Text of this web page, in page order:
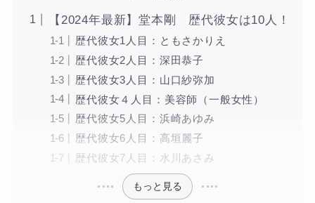
【2024年最新】堂本剛 歴代彼女は10人！
歴代彼女1人目：ともさかりえ
歴代彼女2人目：深田恭子
歴代彼女3人目：山口紗弥加
歴代彼女４人目：美容師（一般女性）
歴代彼女5人目：浜崎あゆみ
歴代彼女6人目：高垣麗子
歴代彼女7人目：水川あさみ
もっと見る